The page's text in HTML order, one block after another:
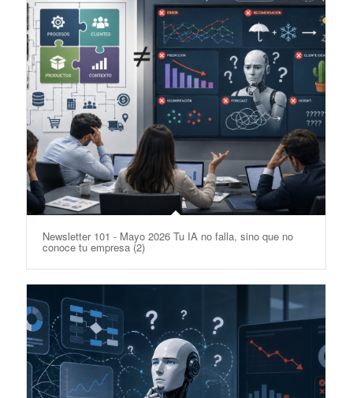
Newsletter 101 - Mayo 2026 Tu IA no falla, sino que no
conoce tu empresa (2)